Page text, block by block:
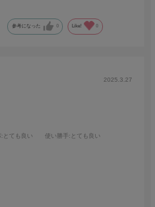
参考になった 0 Like! 0
2025.3.27
:とても良い 使い勝手 :とても良い